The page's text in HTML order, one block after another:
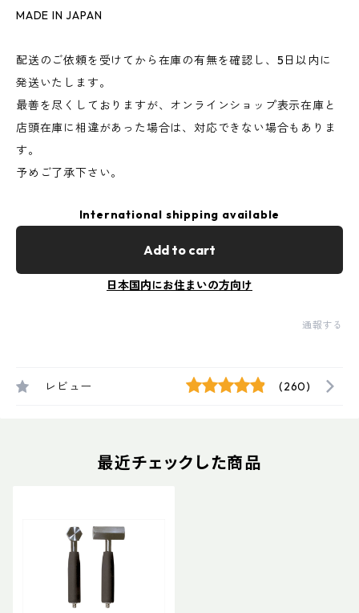
MADE IN JAPAN
配送のご依頼を受けてから在庫の有無を確認し、5日以内に
発送いたします。
最善を尽くしておりますが、オンラインショップ表示在庫と
店頭在庫に相違があった場合は、対応できない場合もありま
す。
予めご了承下さい。
International shipping available
Add to cart
日本国内にお住まいの方向け
通報する
レビュー (260)
最近チェックした商品